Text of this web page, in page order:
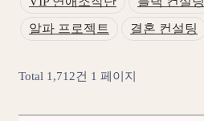
알파 프로젝트
결혼 컨설팅
Total 1,712건 1 페이지